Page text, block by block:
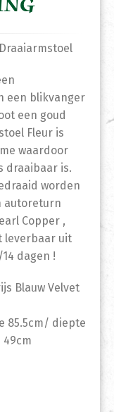
een blikvanger
een goud
Fleur is
waardoor
draaibaar is.
worden
autoreturn
Copper ,
leverbaar uit
dagen !
Blauw Velvet
85.5cm/ diepte